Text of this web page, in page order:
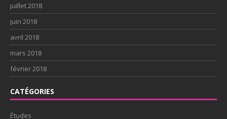
juillet 2018
juin 2018
avril 2018
mars 2018
février 2018
CATÉGORIES
Études